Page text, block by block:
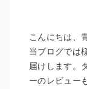
こんにちは、
当ブログでは
届けします。
ーのレビュー